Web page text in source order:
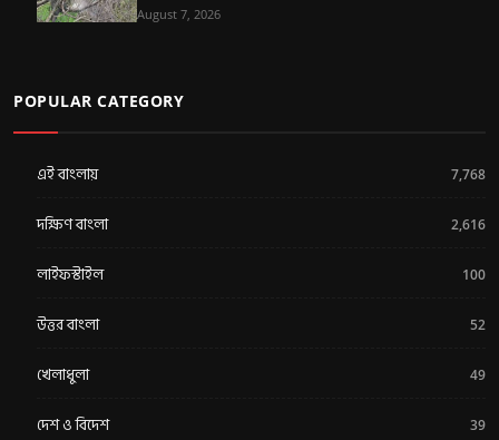
August 7, 2026
POPULAR CATEGORY
এই বাংলায় 7,768
দক্ষিণ বাংলা 2,616
লাইফস্টাইল 100
উত্তর বাংলা 52
খেলাধুলা 49
দেশ ও বিদেশ 39